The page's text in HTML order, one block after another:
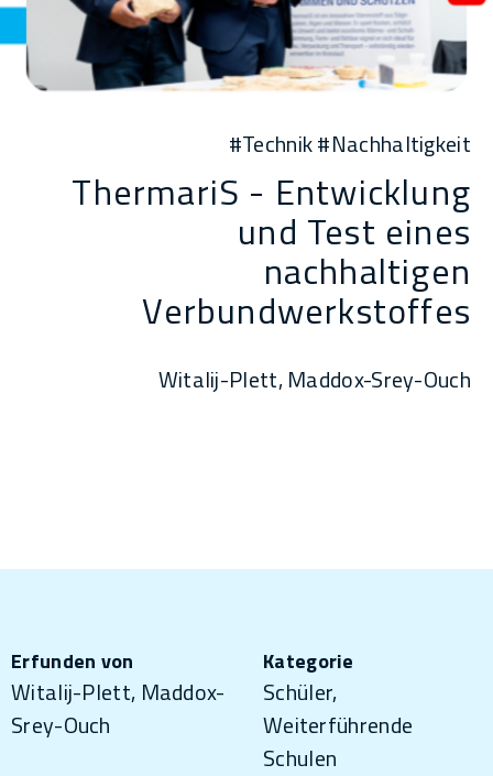
#Technik #Nachhaltigkeit
ThermariS - Entwicklung
und Test eines
nachhaltigen
Verbundwerkstoffes
Witalij-Plett, Maddox-Srey-Ouch
Erfunden von
Witalij-Plett, Maddox-
Srey-Ouch
Kategorie
Schüler,
Weiterführende
Schulen